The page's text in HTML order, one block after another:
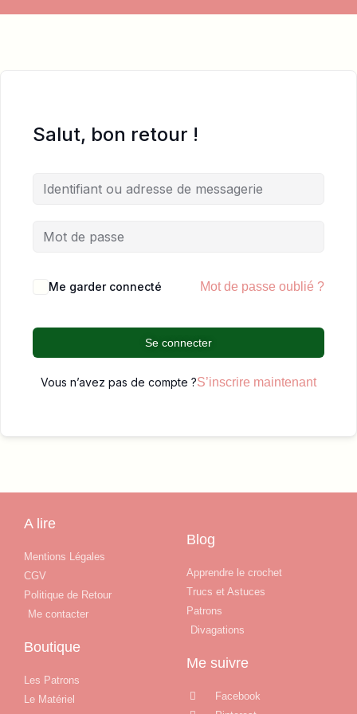
Salut, bon retour !
Me garder connecté Mot de passe oublié ?
Se connecter
Vous n’avez pas de compte ?S’inscrire maintenant
A lire
Mentions Légales
CGV
Politique de Retour
Me contacter
Boutique
Les Patrons
Le Matériel
Blog
Apprendre le crochet
Trucs et Astuces
Patrons
Divagations
Me suivre
Facebook